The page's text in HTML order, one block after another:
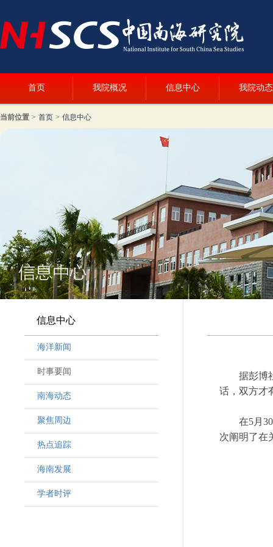
首页 我院概况 信息中心 我院动态
当前位置 > 首页 > 信息中心
信息中心
海洋新闻
时事要闻
南海动态
聚焦周边
热点追踪
海南发展
学者时评
据彭博
话，双方才
在5月
次阐明了在